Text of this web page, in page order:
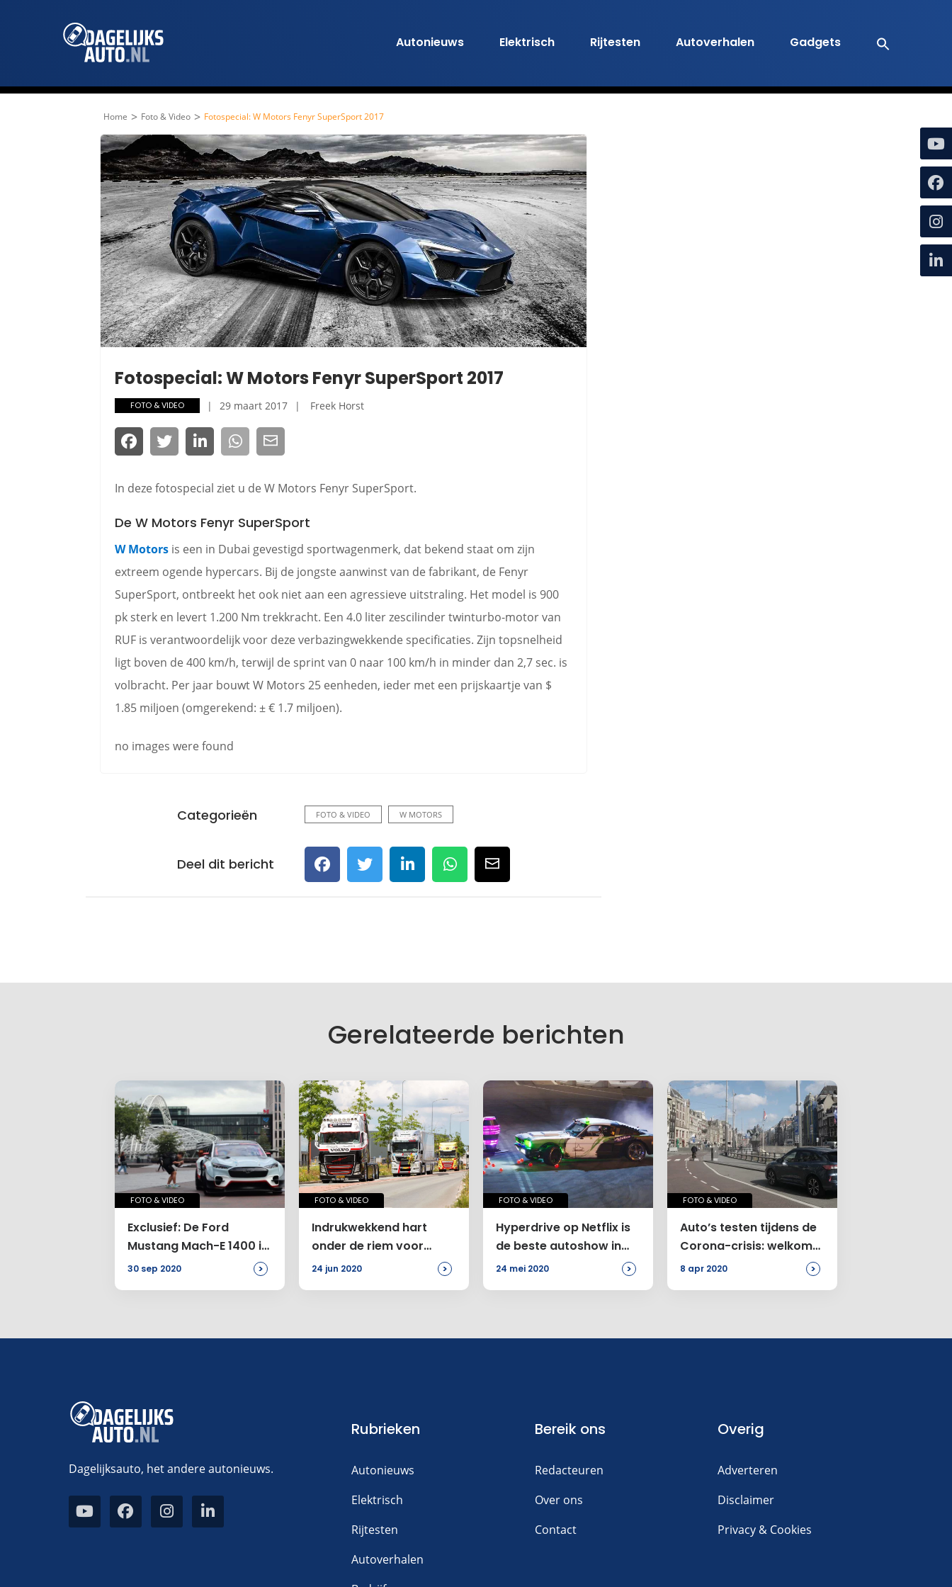
Autonieuws Elektrisch Rijtesten Autoverhalen Gadgets
Home > Foto & Video > Fotospecial: W Motors Fenyr SuperSport 2017
Fotospecial: W Motors Fenyr SuperSport 2017
FOTO & VIDEO 29 maart 2017 Freek Horst
In deze fotospecial ziet u de W Motors Fenyr SuperSport.
De W Motors Fenyr SuperSport
W Motors is een in Dubai gevestigd sportwagenmerk, dat bekend staat om zijn
extreem ogende hypercars. Bij de jongste aanwinst van de fabrikant, de Fenyr
SuperSport, ontbreekt het ook niet aan een agressieve uitstraling. Het model is 900
pk sterk en levert 1.200 Nm trekkracht. Een 4.0 liter zescilinder twinturbo-motor van
RUF is verantwoordelijk voor deze verbazingwekkende specificaties. Zijn topsnelheid
ligt boven de 400 km/h, terwijl de sprint van 0 naar 100 km/h in minder dan 2,7 sec. is
volbracht. Per jaar bouwt W Motors 25 eenheden, ieder met een prijskaartje van $
1.85 miljoen (omgerekend: ± € 1.7 miljoen).
no images were found
Categorieën FOTO & VIDEO W MOTORS
Deel dit bericht
Gerelateerde berichten
FOTO & VIDEO
Exclusief: De Ford
Mustang Mach-E 1400 in
Rotterdam
30 sep 2020 >
FOTO & VIDEO
Indrukwekkend hart
onder de riem voor
revaliderende chauffeur
24 jun 2020 >
FOTO & VIDEO
Hyperdrive op Netflix is
de beste autoshow in
jaren
24 mei 2020 >
FOTO & VIDEO
Auto’s testen tijdens de
Corona-crisis: welkom
in spookstad
8 apr 2020 >
Dagelijksauto, het andere autonieuws.
Rubrieken
Autonieuws
Elektrisch
Rijtesten
Autoverhalen
Bereik ons
Redacteuren
Over ons
Contact
Overig
Adverteren
Disclaimer
Privacy & Cookies